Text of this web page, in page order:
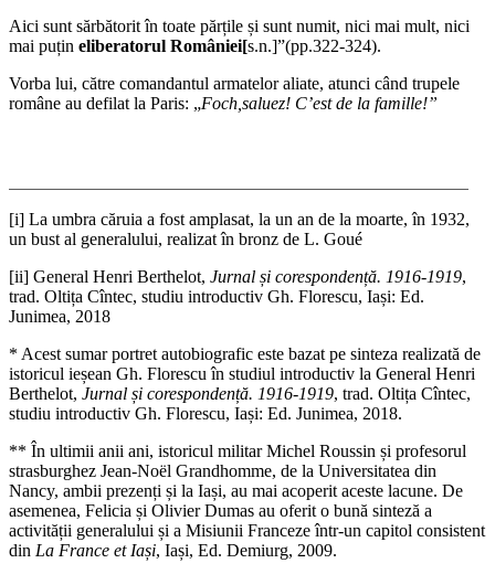
Aici sunt sărbătorit în toate părțile și sunt numit, nici mai mult, nici
mai puțin eliberatorul României[s.n.]”(pp.322-324).
Vorba lui, către comandantul armatelor aliate, atunci când trupele
române au defilat la Paris: „Foch,saluez! C’est de la famille!”
[i] La umbra căruia a fost amplasat, la un an de la moarte, în 1932,
un bust al generalului, realizat în bronz de L. Goué
[ii] General Henri Berthelot, Jurnal și corespondență. 1916-1919,
trad. Oltița Cîntec, studiu introductiv Gh. Florescu, Iași: Ed.
Junimea, 2018
* Acest sumar portret autobiografic este bazat pe sinteza realizată de
istoricul ieșean Gh. Florescu în studiul introductiv la General Henri
Berthelot, Jurnal și corespondență. 1916-1919, trad. Oltița Cîntec,
studiu introductiv Gh. Florescu, Iași: Ed. Junimea, 2018.
** În ultimii anii ani, istoricul militar Michel Roussin și profesorul
strasburghez Jean-Noël Grandhomme, de la Universitatea din
Nancy, ambii prezenți și la Iași, au mai acoperit aceste lacune. De
asemenea, Felicia și Olivier Dumas au oferit o bună sinteză a
activității generalului și a Misiunii Franceze într-un capitol consistent
din La France et Iași, Iași, Ed. Demiurg, 2009.